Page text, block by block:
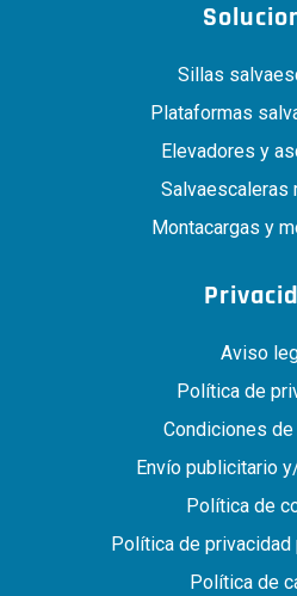
Sillas
Plataformas
Elevadores y
Salvaescaleras
Montacargas y
Aviso
Política de
Condiciones
Envío publicitario
Política de
Política de privacidad
Política de